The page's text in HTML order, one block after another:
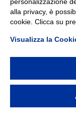
Informazioni :
PEC:tepspa@pec.it
TEP spa, via Taro
Imprese Parma
Sociale €
alla privacy, è
cookie. Clicca su
Visualizza la